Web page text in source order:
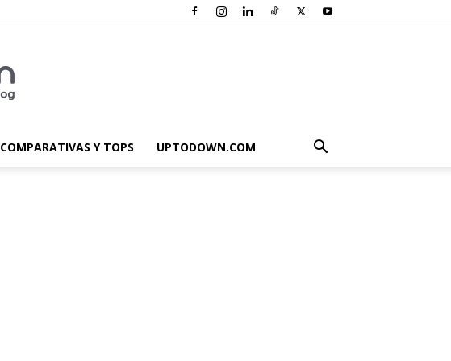
COMPARATIVAS Y TOPS UPTODOWN.COM